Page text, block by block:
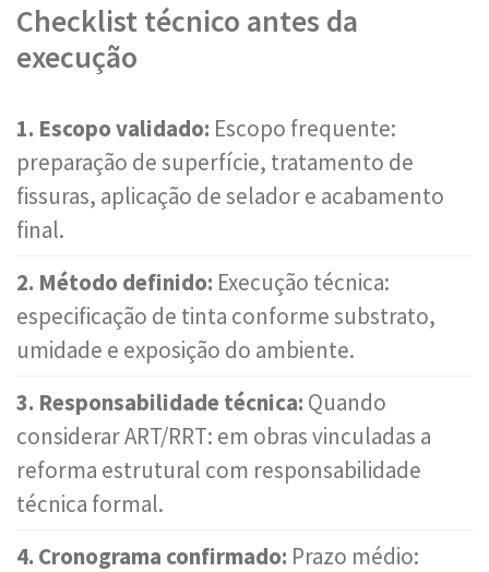
Checklist técnico antes da
execução
1. Escopo validado: Escopo frequente:
preparação de superfície, tratamento de
fissuras, aplicação de selador e acabamento
final.
2. Método definido: Execução técnica:
especificação de tinta conforme substrato,
umidade e exposição do ambiente.
3. Responsabilidade técnica: Quando
considerar ART/RRT: em obras vinculadas a
reforma estrutural com responsabilidade
técnica formal.
4. Cronograma confirmado: Prazo médio: